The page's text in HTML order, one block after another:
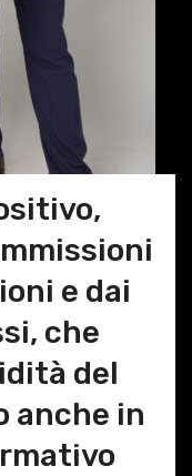
e dai
che
del
anche in